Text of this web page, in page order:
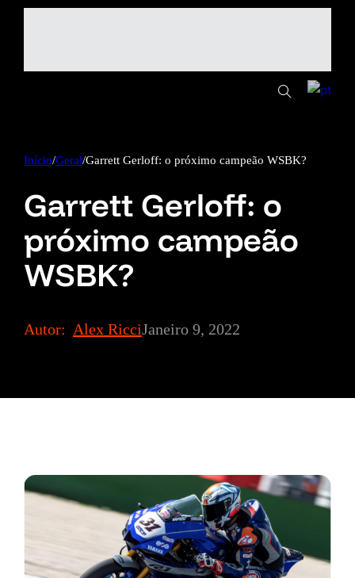
Início/Geral/Garrett Gerloff: o próximo campeão WSBK?
Garrett Gerloff: o
próximo campeão
WSBK?
Autor: Alex RicciJaneiro 9, 2022